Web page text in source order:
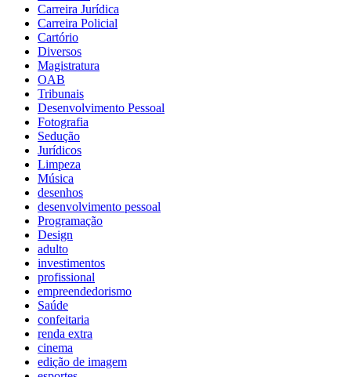
Carreira Jurídica
Carreira Policial
Cartório
Diversos
Magistratura
OAB
Tribunais
Desenvolvimento Pessoal
Fotografia
Sedução
Jurídicos
Limpeza
Música
desenhos
desenvolvimento pessoal
Programação
Design
adulto
investimentos
profissional
empreendedorismo
Saúde
confeitaria
renda extra
cinema
edição de imagem